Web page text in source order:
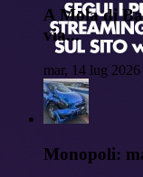
A Mola di
via...
mar, 14 lug
Monopoli: